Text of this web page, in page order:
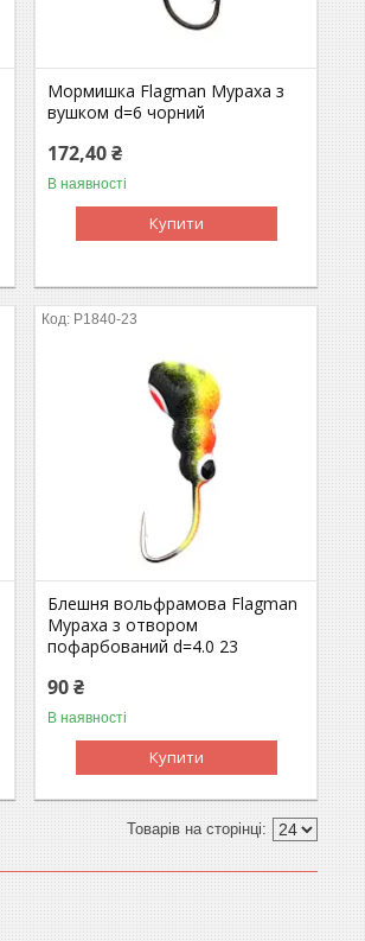
Мормишка Flagman Мураха з
вушком d=6 чорний
172,40 ₴
В наявності
Купити
P1840-23
Блешня вольфрамова Flagman
Мураха з отвором
пофарбований d=4.0 23
90 ₴
В наявності
Купити